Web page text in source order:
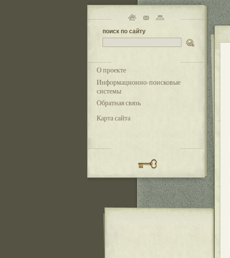
поиск по сайту
О проекте
Информационно-поисковые
системы
Обратная связь
Карта сайта